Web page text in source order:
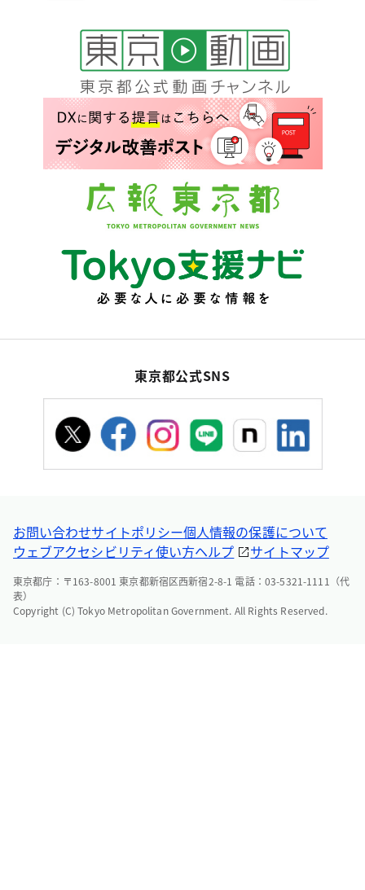
東京都公式SNS
お問い合わせサイトポリシー個人情報の保護について
ウェブアクセシビリティ使い方ヘルプ サイトマップ
東京都庁：〒163-8001 東京都新宿区西新宿2-8-1 電話：03-5321-1111（代
表）
Copyright (C) Tokyo Metropolitan Government. All Rights Reserved.